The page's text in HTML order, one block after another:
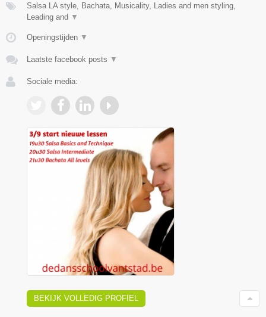
Salsa LA style, Bachata, Musicality, Ladies and men styling,
Leading and ▼
Openingstijden ▼
Laatste facebook posts ▼
Sociale media:
BEKIJK VOLLEDIG PROFIEL